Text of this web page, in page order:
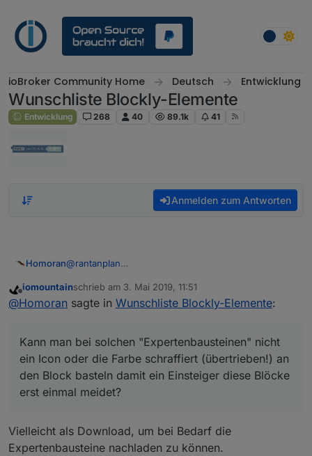
ioBroker Community Home Deutsch Entwicklung
Wunschliste Blockly-Elemente
Entwicklung 268 40 89.1k 41
Anmelden zum Antworten
Homoran@rantanplan
auch gedacht. Da habe ich mir die Frage gestellt:
Kann man bei solchen "Expertenbausteinen" nicht
erst einmal meidet?
Offline
iomountainschrieb am 3. Mai 2019, 11:51
zuletzt editiert von
@Homoran sagte in Wunschliste Blockly-Elemente:
Kann man bei solchen "Expertenbausteinen" nicht
ein Icon oder die Farbe schraffiert (übertrieben!) an
den Block basteln damit ein Einsteiger diese Blöcke
erst einmal meidet?
Vielleicht als Download, um bei Bedarf die
Expertenbausteine nachladen zu können.